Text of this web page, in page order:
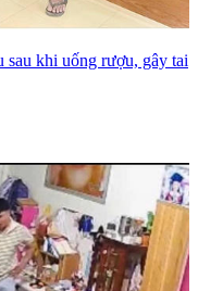
khi uống rượu, gây tai